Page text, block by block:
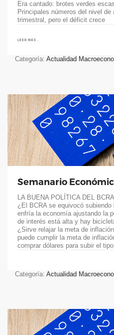
Era cantado: brotes verdes
Principales números del nivel
trimestral, pero el déficit crece
LEER MÁS...
Categoría: Actualidad
Semanario
LA BUENA POLÍTICA DEL
¿El BCRA se equivocó
enfría la economía ajustando la
de interés está alta y hay
¿Sirve relajar la meta de
puede cumplir la meta de
comprar dólares para subir el
Categoría: Actualidad